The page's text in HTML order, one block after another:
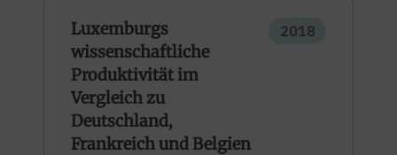
Luxemburgs
wissenschaftliche
Produktivität im
Vergleich zu
Deutschland,
Frankreich und Belgien
2018